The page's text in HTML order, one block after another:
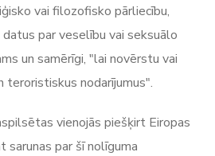
vai filozofisko pārliecību,
par veselību vai seksuālo
un samērīgi, "lai novērstu vai
teroristiskus nodarījumus".
vienojās piešķirt Eiropas
sarunas par šī nolīguma